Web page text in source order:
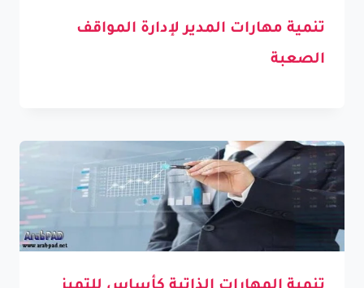
تنمية مهارات المدير لإدارة المواقف
الصعبة